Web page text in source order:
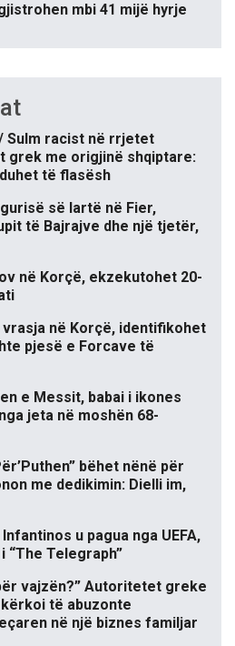
mbi 41 mijë hyrje
Sulm racist në rrjetet
grek me origjinë shqiptare:
të flasësh
së lartë në Fier,
të Bajrajve dhe një tjetër,
në Korçë, ekzekutohet 20-
në Korçë, identifikohet
pjesë e Forcave të
e Messit, babai i ikones
jeta në moshën 68-
bëhet nënë për
me dedikimin: Dielli im,
u pagua nga UEFA,
Telegraph”
vajzën?” Autoritetet greke
të abuzonte
në një biznes familjar